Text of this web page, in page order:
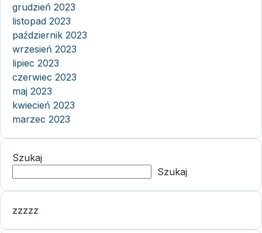
grudzień 2023
listopad 2023
październik 2023
wrzesień 2023
lipiec 2023
czerwiec 2023
maj 2023
kwiecień 2023
marzec 2023
Szukaj
Szukaj
zzzzz